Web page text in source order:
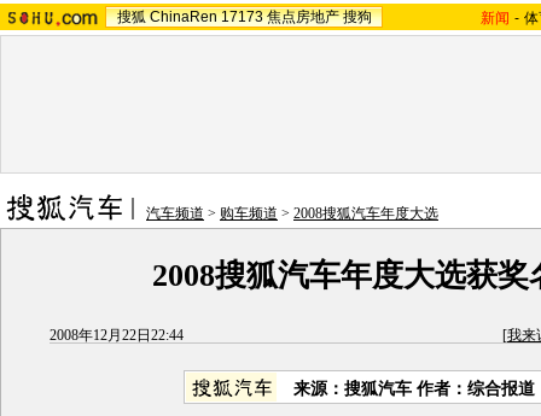
搜狐 ChinaRen 17173 焦点房地产 搜狗 新闻 -
汽车频道 > 购车频道 > 2008搜狐汽车年度大选
2008搜狐汽车年度大选获奖
2008年12月22日22:44 [我来
来源：搜狐汽车 作者：综合报道